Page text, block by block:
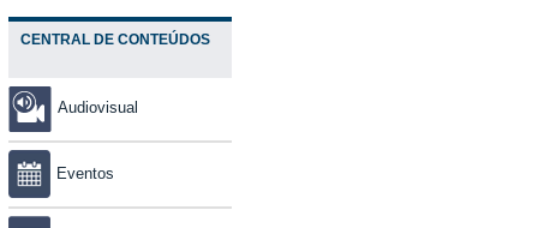
CENTRAL DE CONTEÚDOS
Audiovisual
Eventos